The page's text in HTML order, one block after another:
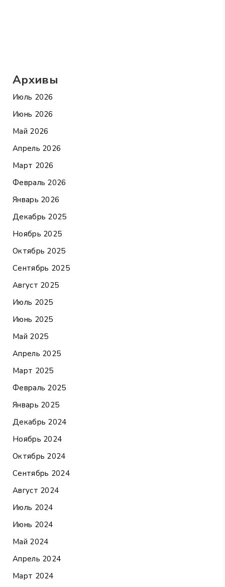
Архивы
Июль 2026
Июнь 2026
Май 2026
Апрель 2026
Март 2026
Февраль 2026
Январь 2026
Декабрь 2025
Ноябрь 2025
Октябрь 2025
Сентябрь 2025
Август 2025
Июль 2025
Июнь 2025
Май 2025
Апрель 2025
Март 2025
Февраль 2025
Январь 2025
Декабрь 2024
Ноябрь 2024
Октябрь 2024
Сентябрь 2024
Август 2024
Июль 2024
Июнь 2024
Май 2024
Апрель 2024
Март 2024